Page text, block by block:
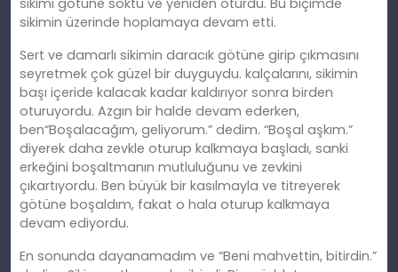
sikimi götüne soktu ve yeniden oturdu. Bu biçimde
sikimin üzerinde hoplamaya devam etti.
Sert ve damarlı sikimin daracık götüne girip çıkmasını
seyretmek çok güzel bir duyguydu. kalçalarını, sikimin
başı içeride kalacak kadar kaldırıyor sonra birden
oturuyordu. Azgın bir halde devam ederken,
ben“Boşalacağım, geliyorum.” dedim. “Boşal aşkım.”
diyerek daha zevkle oturup kalkmaya başladı, sanki
erkeğini boşaltmanın mutluluğunu ve zevkini
çıkartıyordu. Ben büyük bir kasılmayla ve titreyerek
götüne boşaldım, fakat o hala oturup kalkmaya
devam ediyordu.
En sonunda dayanamadım ve “Beni mahvettin, bitirdin.”